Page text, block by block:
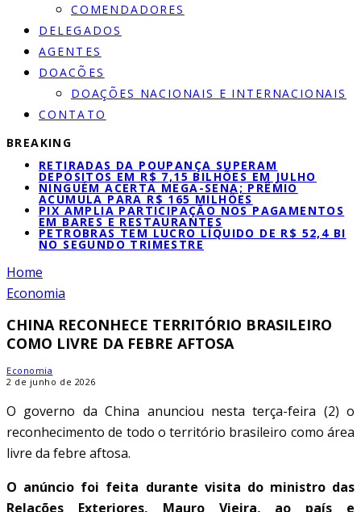
COMENDADORES
DELEGADOS
AGENTES
DOACÕES
DOAÇÕES NACIONAIS E INTERNACIONAIS
CONTATO
BREAKING
RETIRADAS DA POUPANÇA SUPERAM
DEPÓSITOS EM R$ 7,15 BILHÕES EM JULHO
NINGUÉM ACERTA MEGA-SENA; PRÊMIO
ACUMULA PARA R$ 165 MILHÕES
PIX AMPLIA PARTICIPAÇÃO NOS PAGAMENTOS
EM BARES E RESTAURANTES
PETROBRAS TEM LUCRO LÍQUIDO DE R$ 52,4 BI
NO SEGUNDO TRIMESTRE
Home
Economia
CHINA RECONHECE TERRITÓRIO BRASILEIRO
COMO LIVRE DA FEBRE AFTOSA
Economia
2 de junho de 2026
O governo da China anunciou nesta terça-feira (2) o
reconhecimento de todo o território brasileiro como área
livre da febre aftosa.
O anúncio foi feita durante visita do ministro das
Relações Exteriores, Mauro Vieira, ao país e